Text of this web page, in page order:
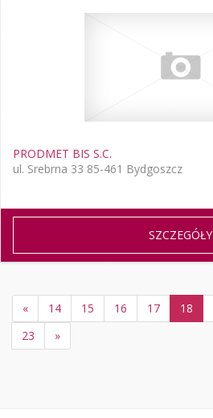
PRODMET BIS S.C.
ul. Srebrna 33 85-461 Bydgoszcz
SZCZEGÓŁY
« 14 15 16 17 18
23
»